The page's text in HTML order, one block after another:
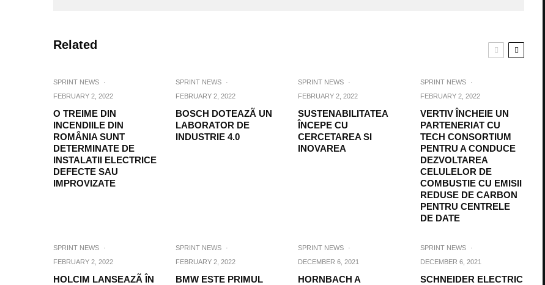
Related
SPRINT NEWS
·
FEBRUARY 2, 2022
O TREIME DIN
INCENDIILE DIN
ROMÂNIA SUNT
DETERMINATE DE
INSTALATII ELECTRICE
DEFECTE SAU
IMPROVIZATE
SPRINT NEWS
·
FEBRUARY 2, 2022
BOSCH DOTEAZÃ UN
LABORATOR DE
INDUSTRIE 4.0
SPRINT NEWS
·
FEBRUARY 2, 2022
SUSTENABILITATEA
ÎNCEPE CU
CERCETAREA SI
INOVAREA
SPRINT NEWS
·
FEBRUARY 2, 2022
VERTIV ÎNCHEIE UN
PARTENERIAT CU
TECH CONSORTIUM
PENTRU A CONDUCE
DEZVOLTAREA
CELULELOR DE
COMBUSTIE CU EMISII
REDUSE DE CARBON
PENTRU CENTRELE
DE DATE
SPRINT NEWS
·
FEBRUARY 2, 2022
HOLCIM LANSEAZÃ ÎN
SPRINT NEWS
·
FEBRUARY 2, 2022
BMW ESTE PRIMUL
SPRINT NEWS
·
DECEMBER 6, 2021
HORNBACH A
SPRINT NEWS
·
DECEMBER 6, 2021
SCHNEIDER ELECTRIC